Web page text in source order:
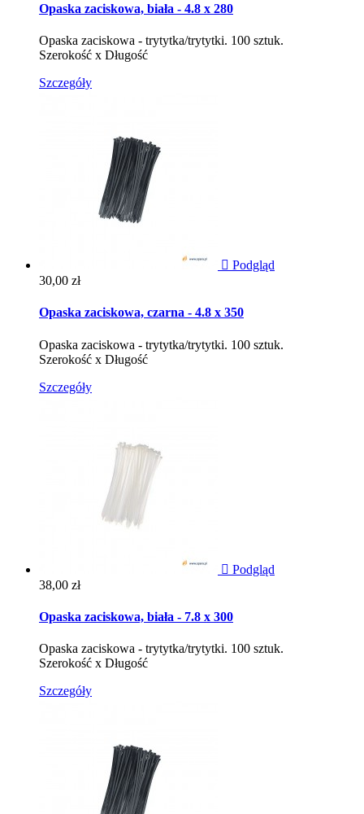
Opaska zaciskowa, biała - 4.8 x 280
Opaska zaciskowa - trytytka/trytytki. 100 sztuk.
Szerokość x Długość
Szczegóły
 Podgląd
Cena
30,00 zł
Opaska zaciskowa, czarna - 4.8 x 350
Opaska zaciskowa - trytytka/trytytki. 100 sztuk.
Szerokość x Długość
Szczegóły
 Podgląd
Cena
38,00 zł
Opaska zaciskowa, biała - 7.8 x 300
Opaska zaciskowa - trytytka/trytytki. 100 sztuk.
Szerokość x Długość
Szczegóły